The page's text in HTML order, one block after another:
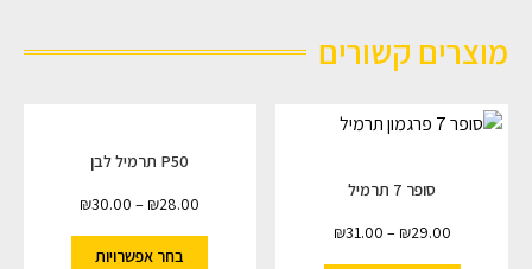
מוצרים קשורים
סופר 7 תרמיל
₪29.00
–
₪31.00
P50 תרמיל לבן
₪28.00
–
₪30.00
בחר אפשרויות